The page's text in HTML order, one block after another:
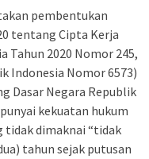
pembentukan
tentang Cipta Kerja
Tahun 2020 Nomor 245,
Indonesia Nomor 6573)
Dasar Negara Republik
kekuatan hukum
tidak dimaknai “tidak
tahun sejak putusan